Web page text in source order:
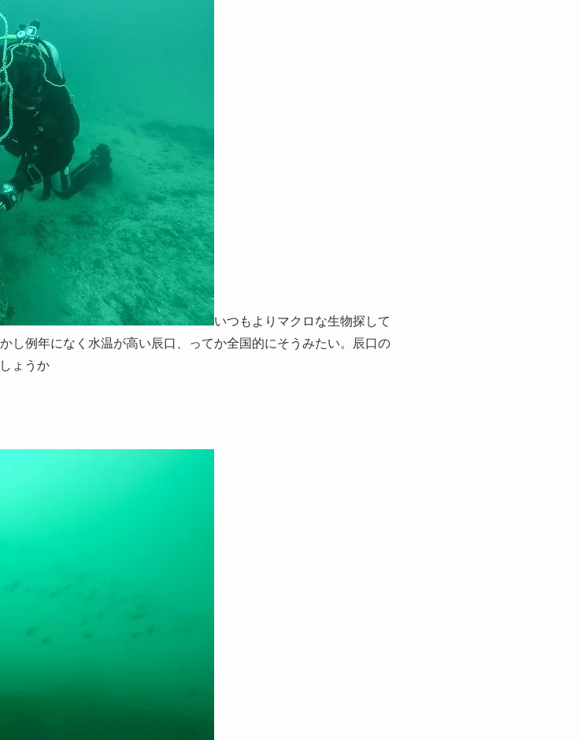
いつもよりマクロな生物探して
し例年になく水温が高い辰口、ってか全国的にそうみたい。辰口の
ょうか